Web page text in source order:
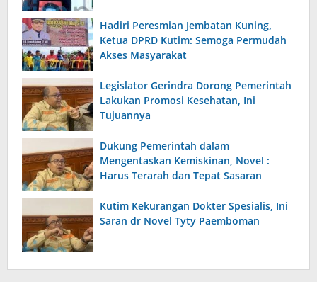
Hadiri Peresmian Jembatan Kuning,
Ketua DPRD Kutim: Semoga Permudah
Akses Masyarakat
Legislator Gerindra Dorong Pemerintah
Lakukan Promosi Kesehatan, Ini
Tujuannya
Dukung Pemerintah dalam
Mengentaskan Kemiskinan, Novel :
Harus Terarah dan Tepat Sasaran
Kutim Kekurangan Dokter Spesialis, Ini
Saran dr Novel Tyty Paemboman